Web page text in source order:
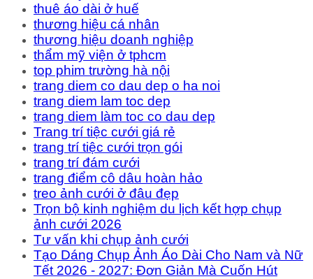
thuê áo dài ở huế
thương hiệu cá nhân
thương hiệu doanh nghiệp
thẩm mỹ viện ở tphcm
top phim trường hà nội
trang diem co dau dep o ha noi
trang diem lam toc dep
trang diem làm toc co dau dep
Trang trí tiệc cưới giá rẻ
trang trí tiệc cưới trọn gói
trang trí đám cưới
trang điểm cô dâu hoàn hảo
treo ảnh cưới ở đâu đẹp
Trọn bộ kinh nghiệm du lịch kết hợp chụp
ảnh cưới 2026
Tư vấn khi chụp ảnh cưới
Tạo Dáng Chụp Ảnh Áo Dài Cho Nam và Nữ
Tết 2026 - 2027: Đơn Giản Mà Cuốn Hút